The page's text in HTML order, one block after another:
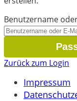
Benutzername
Zurück zum Login
Impressum